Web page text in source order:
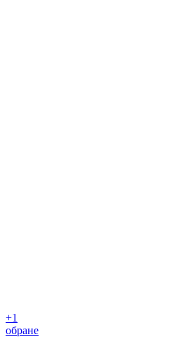
+1
обране